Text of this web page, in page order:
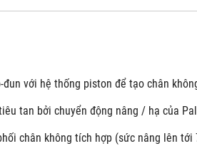
đun với hệ thống piston để tạo chân
tan bởi chuyển động nâng / hạ của
chân không tích hợp (sức nâng lên tới